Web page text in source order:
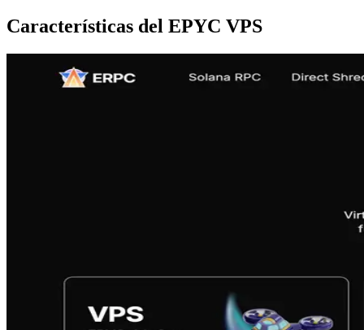
Características del EPYC VPS